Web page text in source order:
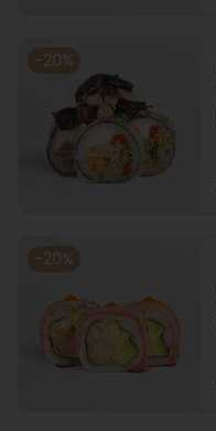
-20%
-20%